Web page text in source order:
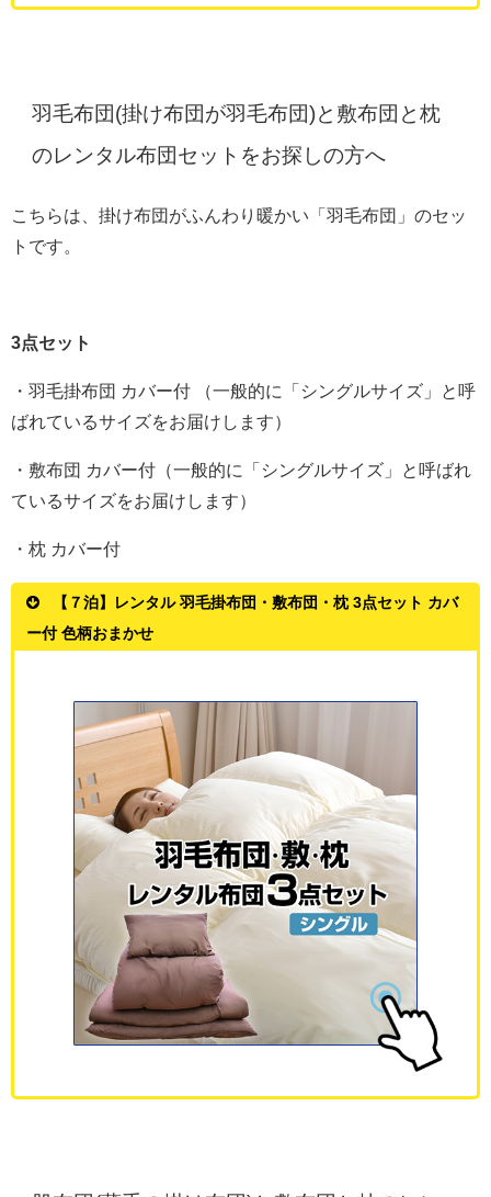
羽毛布団(掛け布団が羽毛布団)と敷布団と枕
のレンタル布団セットをお探しの方へ
こちらは、掛け布団がふんわり暖かい「羽毛布団」のセッ
トです。
3点セット
・羽毛掛布団 カバー付 （一般的に「シングルサイズ」と呼
ばれているサイズをお届けします）
・敷布団 カバー付（一般的に「シングルサイズ」と呼ばれ
ているサイズをお届けします）
・枕 カバー付
【７泊】レンタル 羽毛掛布団・敷布団・枕 3点セット カバ
ー付 色柄おまかせ